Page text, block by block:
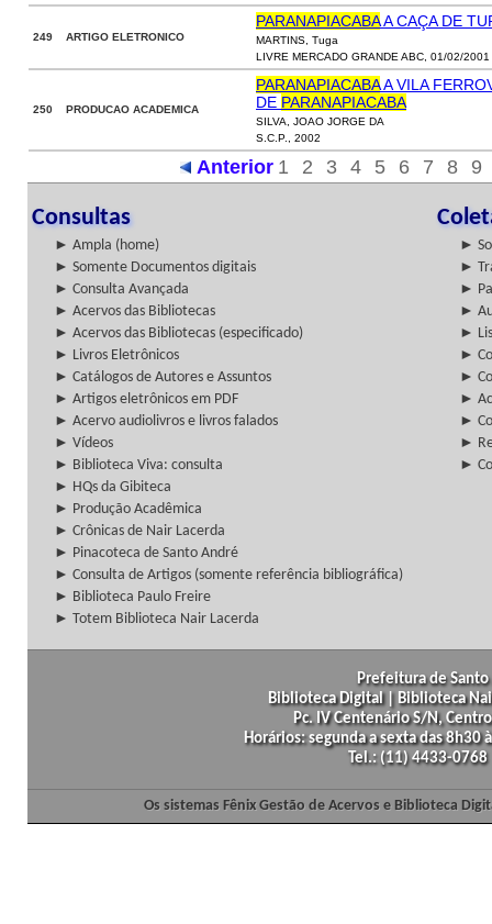
249 ARTIGO ELETRONICO
PARANAPIACABAA CAÇA DE
MARTINS, Tuga
LIVRE MERCADO GRANDE ABC, 01/02/2001
250 PRODUCAO ACADEMICA
PARANAPIACABAA VILA
DE PARANAPIACABA
SILVA, JOAO JORGE DA
S.C.P., 2002
Anterior 1 2 3 4 5 6 7 8 9
Consultas
► Ampla (home)
►
► Somente Documentos digitais
►
► Consulta Avançada
►
► Acervos das Bibliotecas
►
► Acervos das Bibliotecas (especificado)
►
► Livros Eletrônicos
►
► Catálogos de Autores e Assuntos
►
► Artigos eletrônicos em PDF
►
► Acervo audiolivros e livros falados
►
► Vídeos
►
► Biblioteca Viva: consulta
►
► HQs da Gibiteca
► Produção Acadêmica
► Crônicas de Nair Lacerda
► Pinacoteca de Santo André
► Consulta de Artigos (somente referência bibliográfica)
► Biblioteca Paulo Freire
► Totem Biblioteca Nair Lacerda
Prefeitura de
Biblioteca Digital | Biblioteca
Pc. IV Centenário S/N,
Horários: segunda a sexta das
Tel.: (11) 4433-
Os sistemas Fênix Gestão de Acervos e Biblioteca